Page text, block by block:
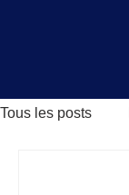
Tous les posts